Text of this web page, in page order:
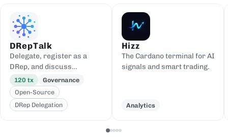
DRepTalk
Delegate, register as a
DRep, and discuss
governance
120 tx
Governance
Open-Source
DRep Delegation
Hizz
The Cardano terminal for AI
signals and smart trading.
Analytics